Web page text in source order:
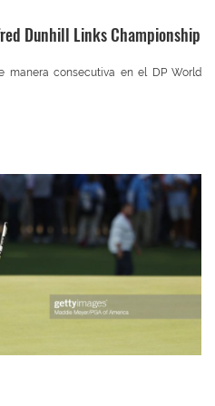
Dunhill Links Championship
manera consecutiva en el DP World